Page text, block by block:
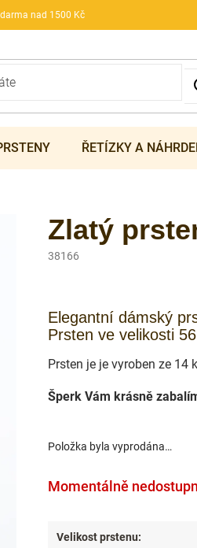
nad 1500 Kč
ŘETÍZKY A
Položka byla vyprodána…
Elegantní dámský
Prsten ve velikosti
Prsten je je vyroben ze 14
Šperk Vám krásně
Zlatý
38166
Momentálně
Velikost prstenu: